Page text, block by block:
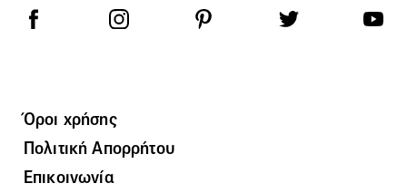
Όροι χρήσης
Πολιτική Απορρήτου
Επικοινωνία